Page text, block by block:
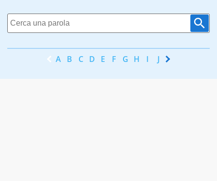
A B C D E F G H I J K